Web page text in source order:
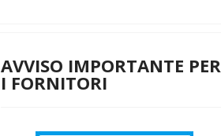
AVVISO IMPORTANTE PER
I FORNITORI